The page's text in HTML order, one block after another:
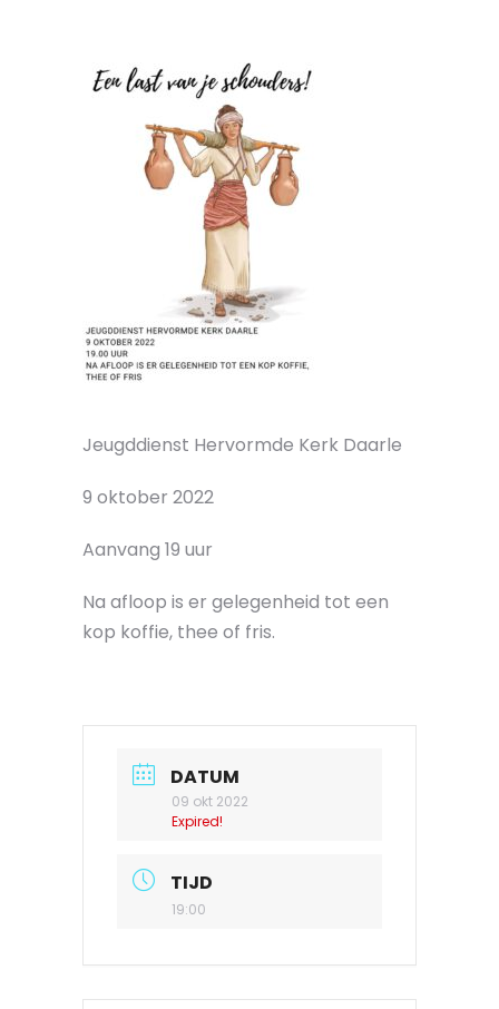
Jeugddienst Hervormde Kerk Daarle
9 oktober 2022
Aanvang 19 uur
Na afloop is er gelegenheid tot een
kop koffie, thee of fris.
DATUM
09 okt 2022
Expired!
TIJD
19:00